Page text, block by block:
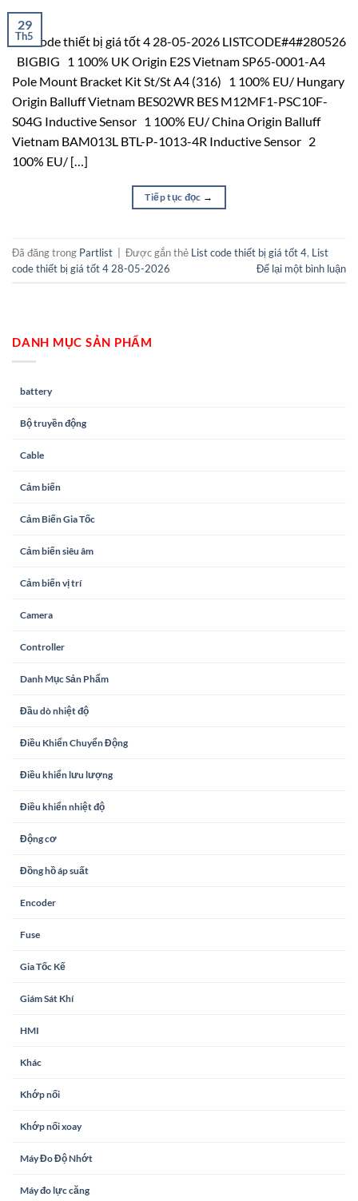
29
Th5
List code thiết bị giá tốt 4 28-05-2026 LISTCODE#4#280526
BIGBIG 1 100% UK Origin E2S Vietnam SP65-0001-A4
Pole Mount Bracket Kit St/St A4 (316) 1 100% EU/ Hungary
Origin Balluff Vietnam BES02WR BES M12MF1-PSC10F-
S04G Inductive Sensor 1 100% EU/ China Origin Balluff
Vietnam BAM013L BTL-P-1013-4R Inductive Sensor 2
100% EU/ […]
Tiếp tục đọc →
Đã đăng trong Partlist Được gắn thẻ List code thiết bị giá tốt 4, List
code thiết bị giá tốt 4 28-05-2026
Để lại một bình luận
DANH MỤC SẢN PHẨM
battery
Bộ truyền động
Cable
Cảm biến
Cảm Biến Gia Tốc
Cảm biến siêu âm
Cảm biến vị trí
Camera
Controller
Danh Mục Sản Phẩm
Đầu dò nhiệt độ
Điều Khiển Chuyển Động
Điều khiển lưu lượng
Điều khiển nhiệt độ
Động cơ
Đồng hồ áp suất
Encoder
Fuse
Gia Tốc Kế
Giám Sát Khí
HMI
Khác
Khớp nối
Khớp nối xoay
Máy Đo Độ Nhớt
Máy đo lực căng